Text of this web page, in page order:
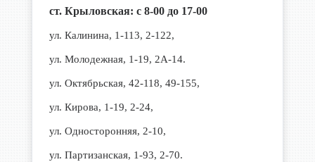
ст. Крыловская: с 8-00 до 17-00
ул. Калинина, 1-113, 2-122,
ул. Молодежная, 1-19, 2А-14.
ул. Октябрьская, 42-118, 49-155,
ул. Кирова, 1-19, 2-24,
ул. Односторонняя, 2-10,
ул. Партизанская, 1-93, 2-70.